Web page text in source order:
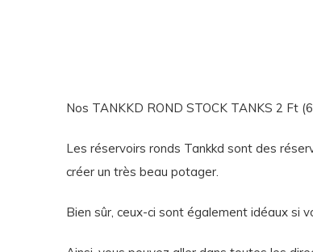
Nos TANKKD ROND STOCK TANKS 2 Ft
Les réservoirs ronds Tankkd sont des
créer un très beau potager.
Bien sûr, ceux-ci sont également idéaux si